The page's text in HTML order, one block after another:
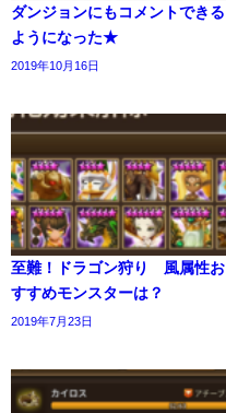
ダンジョンにもコメントできる
ようになった★
2019年10月16日
至難！ドラゴン狩り 風属性お
すすめモンスターは？
2019年7月23日